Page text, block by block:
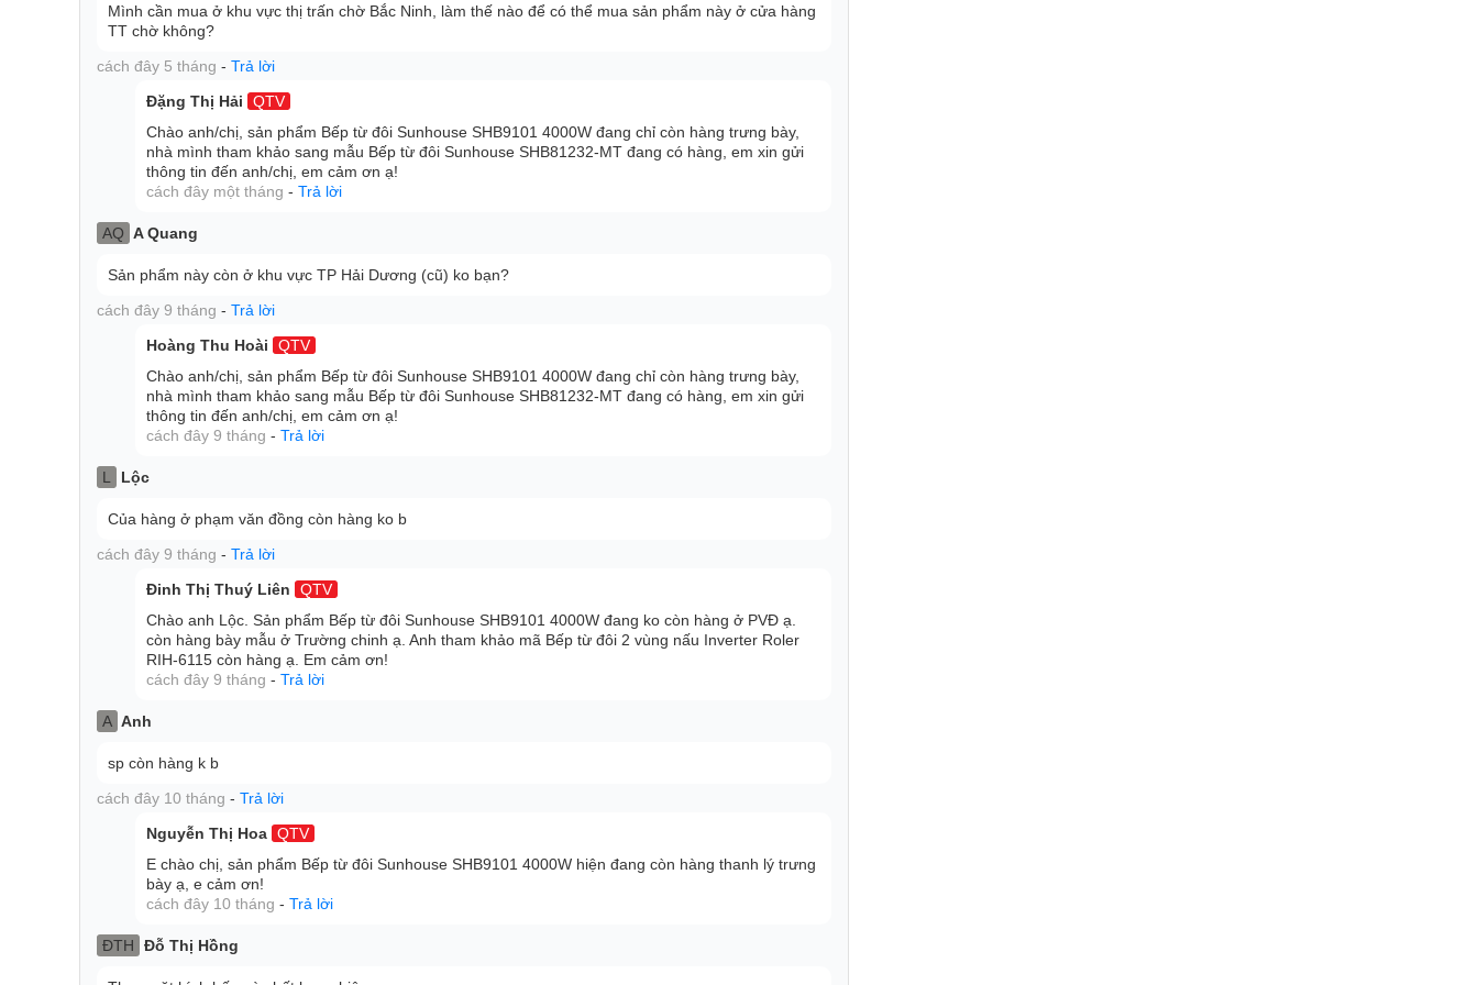
Bảng điều khiển cảm ứng
Bếp từ đôi có bảng điều khiển cảm ứng hiện đại kèm màn hình hiển thị đa thông tin, hoạt động
độc lập cho từng vùng bếp nên rất dễ sử dụng. Chỉ vài thao tác chạm nhẹ tay trên sản phẩm,
Hai vùng nấu tiện lợi
Bạn có thể vừa nấu canh, vừa chiên xào thực phẩm một cách thật thoải mái.
Khả năng làm nóng cực nhanh
Với công suất lớn và khả năng làm nóng nhanh gấp 2 lần bếp thường, SHB9101 nhanh chóng
làm nóng nồi chảo để làm chín thực phẩm, giúp bạn tiết kiệm thời gian nấu nướng và tiết kiệm
điện năng cho gia đình.
Mình cần mua ở khu vực thị trấn chờ Bắc Ninh, làm thế nào để có thể mua sản phẩm này ở cửa hàng
TT chờ không?
cách đây 5 tháng - Trả lời
Đặng Thị Hải
QTV
Chào anh/chị, sản phẩm Bếp từ đôi Sunhouse SHB9101 4000W đang chỉ còn hàng trưng bày,
nhà mình tham khảo sang mẫu Bếp từ đôi Sunhouse SHB81232-MT đang có hàng, em xin gửi
thông tin đến anh/chị, em cảm ơn ạ!
cách đây một tháng - Trả lời
AQ A Quang
Sản phẩm này còn ở khu vực TP Hải Dương (cũ) ko bạn?
cách đây 9 tháng - Trả lời
Hoàng Thu Hoài
QTV
Chào anh/chị, sản phẩm Bếp từ đôi Sunhouse SHB9101 4000W đang chỉ còn hàng trưng bày,
nhà mình tham khảo sang mẫu Bếp từ đôi Sunhouse SHB81232-MT đang có hàng, em xin gửi
thông tin đến anh/chị, em cảm ơn ạ!
cách đây 9 tháng - Trả lời
L Lộc
Của hàng ở phạm văn đồng còn hàng ko b
cách đây 9 tháng - Trả lời
Đinh Thị Thuý Liên
QTV
Chào anh Lộc. Sản phẩm Bếp từ đôi Sunhouse SHB9101 4000W đang ko còn hàng ở PVĐ ạ.
còn hàng bày mẫu ở Trường chinh ạ. Anh tham khảo mã Bếp từ đôi 2 vùng nấu Inverter Roler
RIH-6115 còn hàng ạ. Em cảm ơn!
cách đây 9 tháng - Trả lời
A Anh
sp còn hàng k b
cách đây 10 tháng - Trả lời
Nguyễn Thị Hoa QTV
E chào chị, sản phẩm Bếp từ đôi Sunhouse SHB9101 4000W hiện đang còn hàng thanh lý trưng
bày ạ, e cảm ơn!
cách đây 10 tháng - Trả lời
ĐTH Đỗ Thị Hồng